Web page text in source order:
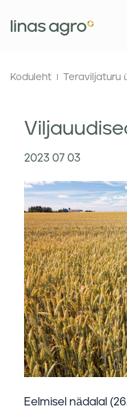
Koduleht Teraviljaturu
2023 07 03
Eelmisel nädalal